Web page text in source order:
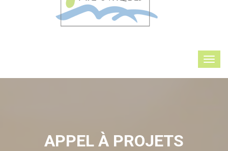
APPEL À PROJETS